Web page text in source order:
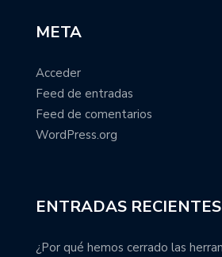
META
Acceder
Feed de entradas
Feed de comentarios
WordPress.org
ENTRADAS RECIENTES
¿Por qué hemos cerrado las